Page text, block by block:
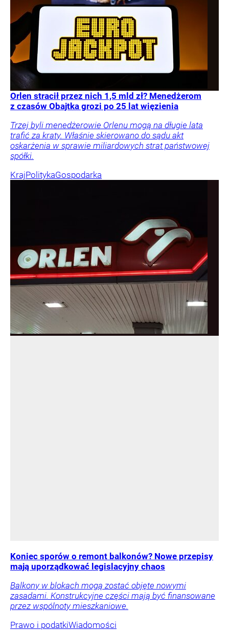
Orlen stracił przez nich 1,5 mld zł? Menedżerom
z czasów Obajtka grozi po 25 lat więzienia
Trzej byli menedżerowie Orlenu mogą na długie lata
trafić za kraty. Właśnie skierowano do sądu akt
oskarżenia w sprawie miliardowych strat państwowej
spółki.
KrajPolitykaGospodarka
Koniec sporów o remont balkonów? Nowe przepisy
mają uporządkować legislacyjny chaos
Balkony w blokach mogą zostać objęte nowymi
zasadami. Konstrukcyjne części mają być finansowane
przez wspólnoty mieszkaniowe.
Prawo i podatkiWiadomości